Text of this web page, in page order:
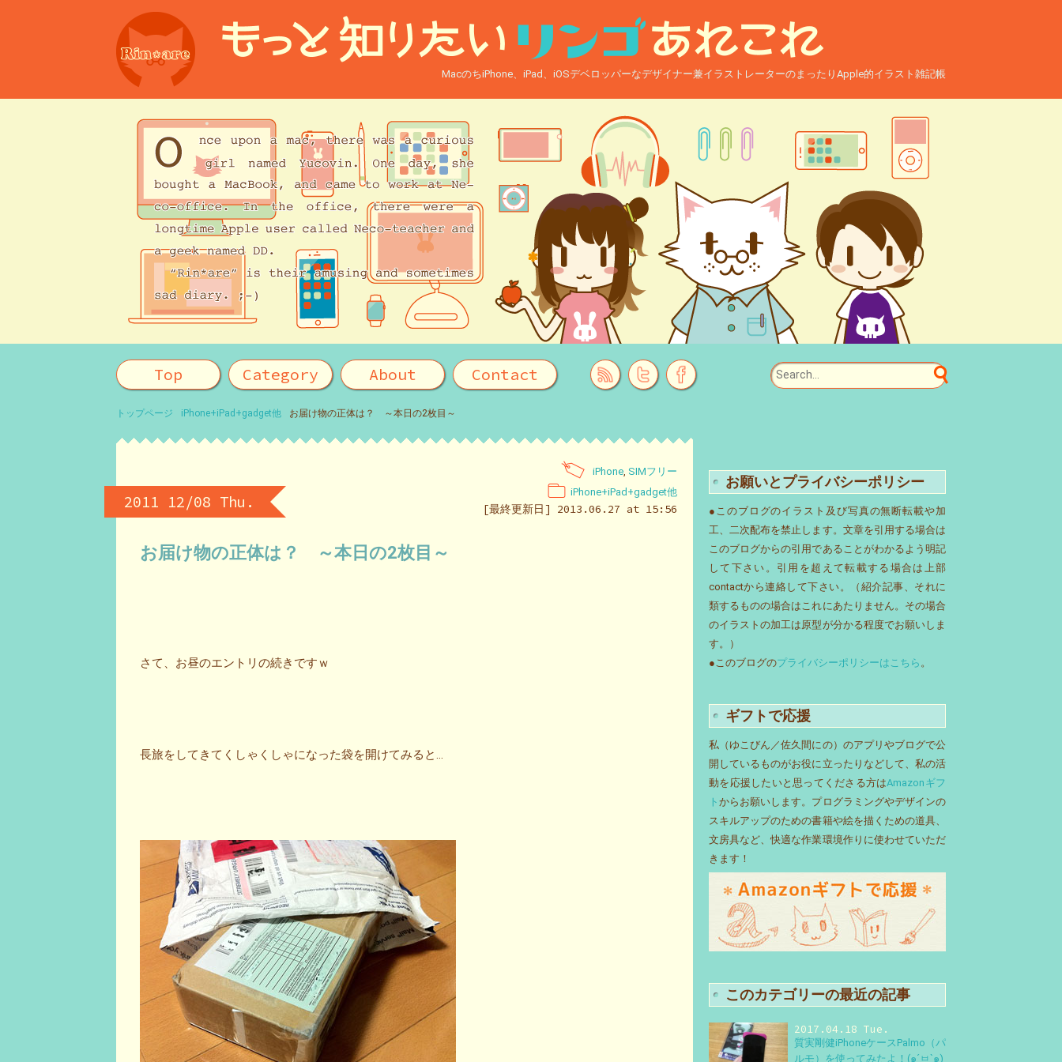
MacのちiPhone、iPad、iOSデベロッパーなデザイナー兼イラストレーターのまったりApple的イラスト雑記帳
Top Category About Contact
トップページ iPhone+iPad+gadget他 お届け物の正体は？ ～本日の2枚目～
2011 12/08 Thu.
iPhone+iPad+gadget他
iPhone, SIMフリー
[最終更新日] 2013.06.27 at 15:56
お届け物の正体は？ ～本日の2枚目～
さて、お昼のエントリの続きですｗ
長旅をしてきてくしゃくしゃになった袋を開けてみると…
お願いとプライバシーポリシー
●このブログのイラスト及び写真の無断転載や加
工、二次配布を禁止します。文章を引用する場合は
このブログからの引用であることがわかるよう明記
して下さい。引用を超えて転載する場合は上部
contactから連絡して下さい。（紹介記事、それに
類するものの場合はこれにあたりません。その場合
のイラストの加工は原型が分かる程度でお願いしま
す。）
●このブログのプライバシーポリシーはこちら 。
ギフトで応援
私（ゆこびん／佐久間にの）のアプリやブログで公
開しているものがお役に立ったりなどして、私の活
動を応援したいと思ってくださる方はAmazonギフ
トからお願いします。プログラミングやデザインの
スキルアップのための書籍や絵を描くための道具、
文房具など、快適な作業環境作りに使わせていただ
きます！
このカテゴリーの最近の記事
2017.04.18 Tue.
質実剛健iPhoneケースPalmo（パ
ルモ）を使ってみたよ！(๑´ㅂ`๑)